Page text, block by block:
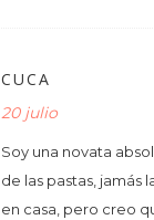
CUCA
20 julio
Soy una novata
de las pastas, jamás
en casa, pero creo